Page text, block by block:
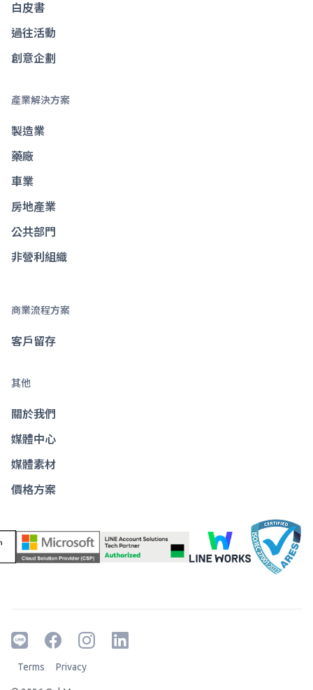
白皮書
過往活動
創意企劃
產業解決方案
製造業
藥廠
車業
房地產業
公共部門
非營利組織
商業流程方案
客戶留存
其他
關於我們
媒體中心
媒體素材
價格方案
Terms Privacy